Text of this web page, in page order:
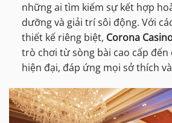
những ai tìm kiếm sự kết hợp
dưỡng và giải trí sôi động. Với
thiết kế riêng biệt, Corona
trò chơi từ sòng bài cao cấp đến
hiện đại, đáp ứng mọi sở thích